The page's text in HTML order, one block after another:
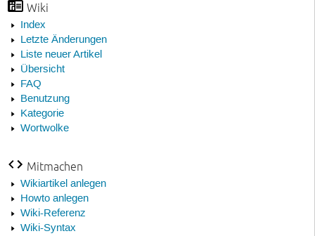
Wiki
Index
Letzte Änderungen
Liste neuer Artikel
Übersicht
FAQ
Benutzung
Kategorie
Wortwolke
Mitmachen
Wikiartikel anlegen
Howto anlegen
Wiki-Referenz
Wiki-Syntax